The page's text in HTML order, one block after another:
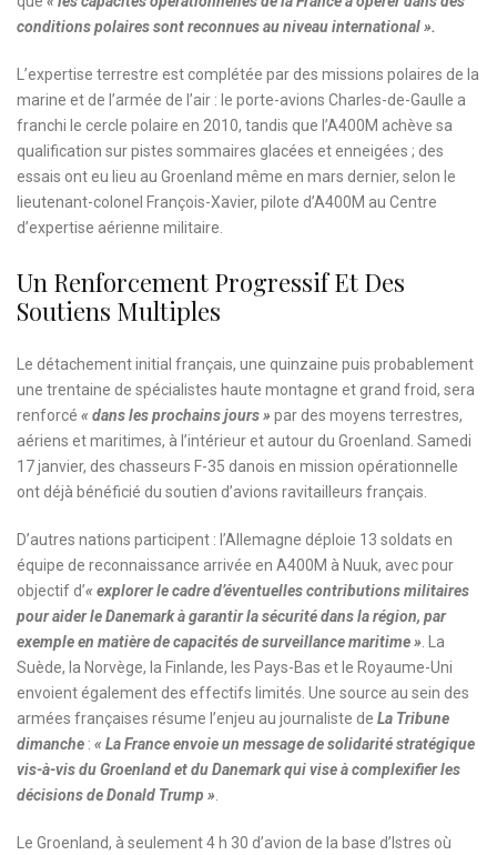
conditions polaires sont reconnues au niveau international ».
L’expertise terrestre est complétée par des missions polaires de la
marine et de l’armée de l’air : le porte-avions Charles-de-Gaulle a
franchi le cercle polaire en 2010, tandis que l’A400M achève sa
qualification sur pistes sommaires glacées et enneigées ; des
essais ont eu lieu au Groenland même en mars dernier, selon le
lieutenant-colonel François-Xavier, pilote d’A400M au Centre
d’expertise aérienne militaire.
Un Renforcement Progressif Et Des
Soutiens Multiples
Le détachement initial français, une quinzaine puis probablement
une trentaine de spécialistes haute montagne et grand froid, sera
renforcé « dans les prochains jours »par des moyens terrestres,
aériens et maritimes, à l’intérieur et autour du Groenland. Samedi
17 janvier, des chasseurs F-35 danois en mission opérationnelle
ont déjà bénéficié du soutien d’avions ravitailleurs français.
D’autres nations participent : l’Allemagne déploie 13 soldats en
équipe de reconnaissance arrivée en A400M à Nuuk, avec pour
objectif d’« explorer le cadre d’éventuelles contributions militaires
pour aider le Danemark à garantir la sécurité dans la région, par
exemple en matière de capacités de surveillance maritime » . La
Suède, la Norvège, la Finlande, les Pays-Bas et le Royaume-Uni
envoient également des effectifs limités. Une source au sein des
armées françaises résume l’enjeu au journaliste de La Tribune
dimanche : « La France envoie un message de solidarité stratégique
vis-à-vis du Groenland et du Danemark qui vise à complexifier les
décisions de Donald Trump »
Le Groenland, à seulement 4 h 30 d’avion de la base d’Istres où